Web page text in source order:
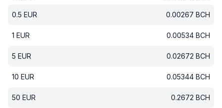
0.5 EUR 0.00267 BCH
1 EUR 0.00534 BCH
5 EUR 0.02672 BCH
10 EUR 0.05344 BCH
50 EUR 0.2672 BCH